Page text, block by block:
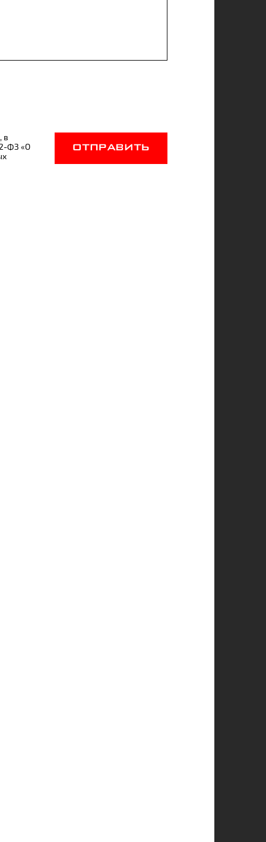
в
ФЗ «О
ОТПРАВИТЬ